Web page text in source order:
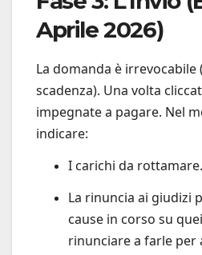
Aprile 2026)
La domanda è irrevocabile
scadenza). Una volta
impegnate a pagare. Nel
indicare:
I carichi da rottamare.
La rinuncia ai giudizi
cause in corso su
rinunciare a farle per